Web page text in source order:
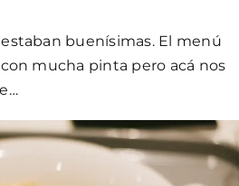
buenísimas. El menú
mucha pinta pero acá nos